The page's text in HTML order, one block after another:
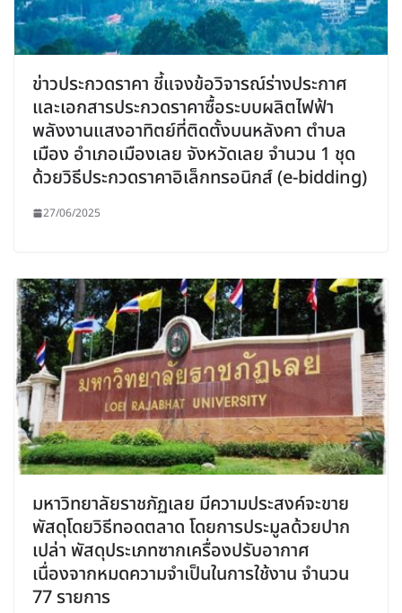
ข่าวประกวดราคา ชี้แจงข้อวิจารณ์ร่างประกาศ
และเอกสารประกวดราคาซื้อระบบผลิตไฟฟ้า
พลังงานแสงอาทิตย์ที่ติดตั้งบนหลังคา ตำบล
เมือง อำเภอเมืองเลย จังหวัดเลย จำนวน 1 ชุด
ด้วยวิธีประกวดราคาอิเล็กทรอนิกส์ (e-bidding)
27/06/2025
มหาวิทยาลัยราชภัฏเลย มีความประสงค์จะขาย
พัสดุโดยวิธีทอดตลาด โดยการประมูลด้วยปาก
เปล่า พัสดุประเภทซากเครื่องปรับอากาศ
เนื่องจากหมดความจำเป็นในการใช้งาน จำนวน
77 รายการ